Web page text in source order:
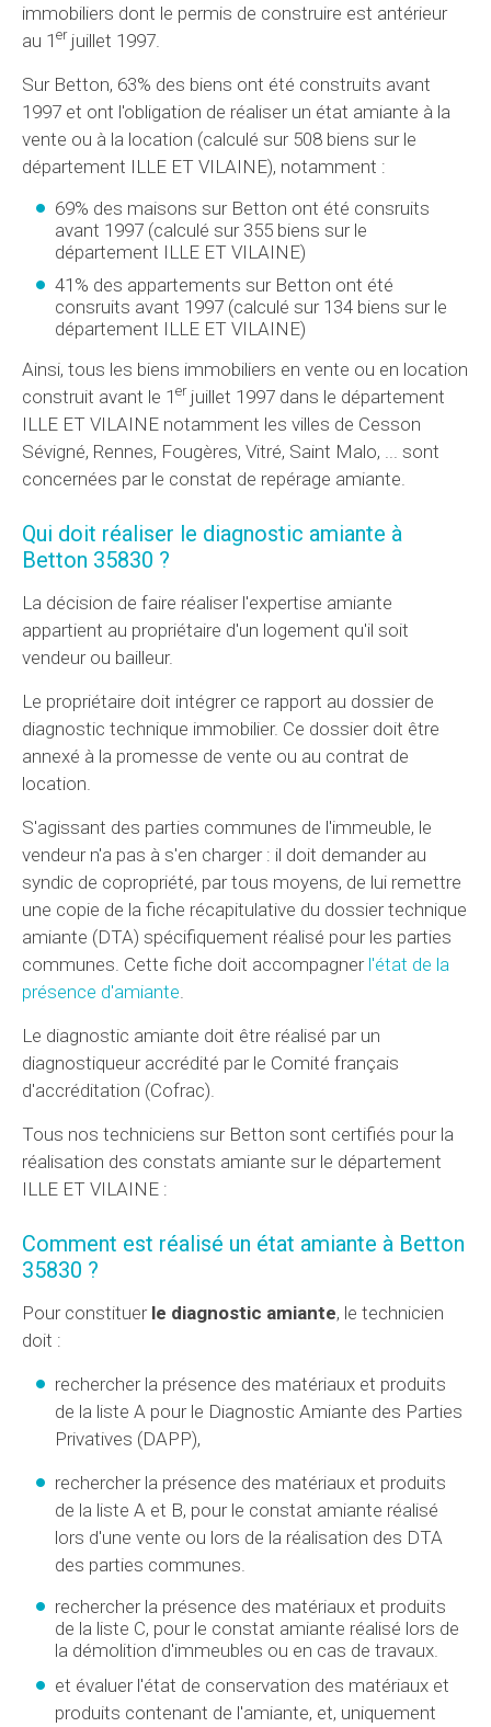
immobiliers dont le permis de construire est antérieur
au 1 erjuillet 1997.
Sur Betton, 63% des biens ont été construits avant
1997 et ont l'obligation de réaliser un état amiante à la
vente ou à la location (calculé sur 508 biens sur le
département ILLE ET VILAINE), notamment :
69% des maisons sur Betton ont été consruits
avant 1997 (calculé sur 355 biens sur le
département ILLE ET VILAINE)
41% des appartements sur Betton ont été
consruits avant 1997 (calculé sur 134 biens sur le
département ILLE ET VILAINE)
Ainsi, tous les biens immobiliers en vente ou en location
construit avant le 1 erjuillet 1997 dans le département
ILLE ET VILAINE notamment les villes de Cesson
Sévigné, Rennes, Fougères, Vitré, Saint Malo, ... sont
concernées par le constat de repérage amiante.
Qui doit réaliser le diagnostic amiante à
Betton 35830 ?
La décision de faire réaliser l'expertise amiante
appartient au propriétaire d'un logement qu'il soit
vendeur ou bailleur.
Le propriétaire doit intégrer ce rapport au dossier de
diagnostic technique immobilier. Ce dossier doit être
annexé à la promesse de vente ou au contrat de
location.
S'agissant des parties communes de l'immeuble, le
vendeur n'a pas à s'en charger : il doit demander au
syndic de copropriété, par tous moyens, de lui remettre
une copie de la fiche récapitulative du dossier technique
amiante (DTA) spécifiquement réalisé pour les parties
communes. Cette fiche doit accompagner l'état de la
présence d'amiante
Le diagnostic amiante doit être réalisé par un
diagnostiqueur accrédité par le Comité français
d'accréditation (Cofrac).
Tous nos techniciens sur Betton sont certifiés pour la
réalisation des constats amiante sur le département
ILLE ET VILAINE :
Comment est réalisé un état amiante à Betton
35830 ?
Pour constituer le diagnostic amiante, le technicien
doit :
rechercher la présence des matériaux et produits
de la liste A pour le Diagnostic Amiante des Parties
Privatives (DAPP),
rechercher la présence des matériaux et produits
de la liste A et B, pour le constat amiante réalisé
lors d'une vente ou lors de la réalisation des DTA
des parties communes.
rechercher la présence des matériaux et produits
de la liste C, pour le constat amiante réalisé lors de
la démolition d'immeubles ou en cas de travaux.
et évaluer l'état de conservation des matériaux et
produits contenant de l'amiante, et, uniquement